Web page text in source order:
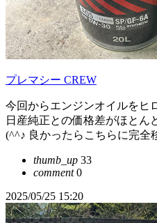
プレマシー CREW
今回からエンジンオイルをヒ
日産純正との価格差がほとん
(^^♪ 良かったらこちらに完全
thumb_up 33
comment0
2025/05/25 15:20